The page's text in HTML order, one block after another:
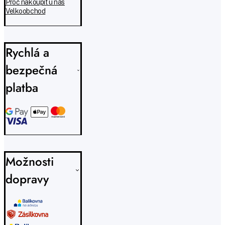
Proč nakoupit u nás
Velkoobchod
Rychlá a
bezpečná
platba
Možnosti
dopravy